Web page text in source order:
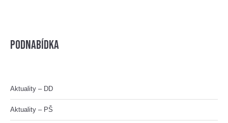
Podnabídka
Aktuality – DD
Aktuality – PŠ